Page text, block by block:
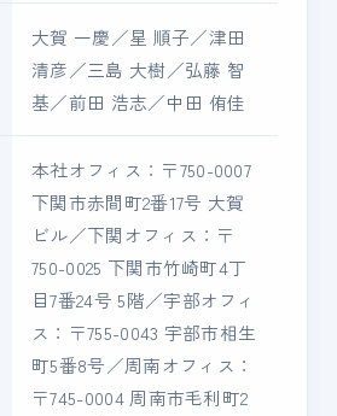
大賀 一慶／星 順子／津田
清彦／三島 大樹／弘藤 智
基／前田 浩志／中田 侑佳
本社オフィス：〒750-0007
下関市赤間町2番17号 大賀
ビル／下関オフィス：〒
750-0025 下関市竹崎町4丁
目7番24号 5階／宇部オフィ
ス：〒755-0043 宇部市相生
町5番8号／周南オフィス：
〒745-0004 周南市毛利町2